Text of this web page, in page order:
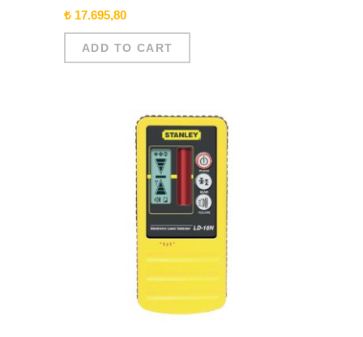
₺ 17.695,80
ADD TO CART